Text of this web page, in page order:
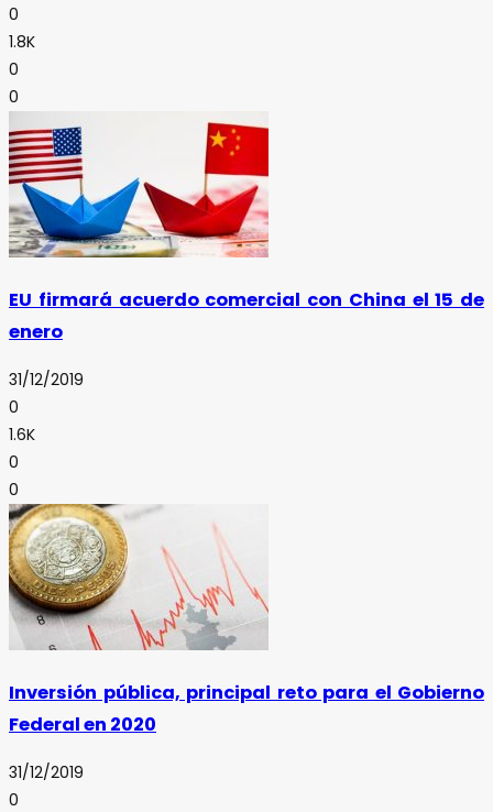
0
1.8K
0
0
EU firmará acuerdo comercial con China el 15 de
enero
31/12/2019
0
1.6K
0
0
Inversión pública, principal reto para el Gobierno
Federal en 2020
31/12/2019
0